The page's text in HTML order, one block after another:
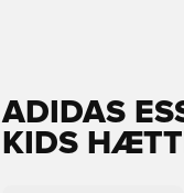
ADIDAS
KIDS